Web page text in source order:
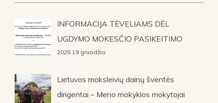
INFORMACIJA TĖVELIAMS DĖL
UGDYMO MOKESČIO PASIKEITIMO
2025 19 gruodžio
Lietuvos moksleivių dainų šventės
dirigentai – Meno mokyklos mokytojai